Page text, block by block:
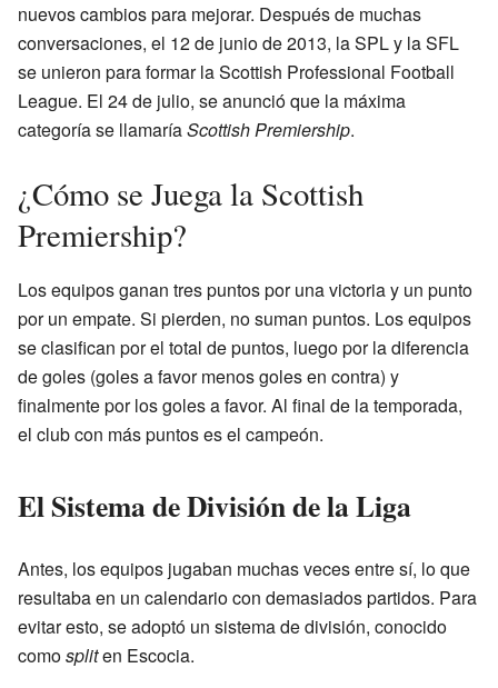
nuevos cambios para mejorar. Después de muchas
conversaciones, el 12 de junio de 2013, la SPL y la SFL
se unieron para formar la Scottish Professional Football
League. El 24 de julio, se anunció que la máxima
categoría se llamaríaScottish Premiership.
¿Cómo se Juega la Scottish
Premiership?
Los equipos ganan tres puntos por una victoria y un punto
por un empate. Si pierden, no suman puntos. Los equipos
se clasifican por el total de puntos, luego por la diferencia
de goles (goles a favor menos goles en contra) y
finalmente por los goles a favor. Al final de la temporada,
el club con más puntos es el campeón.
El Sistema de División de la Liga
Antes, los equipos jugaban muchas veces entre sí, lo que
resultaba en un calendario con demasiados partidos. Para
evitar esto, se adoptó un sistema de división, conocido
comospliten Escocia.